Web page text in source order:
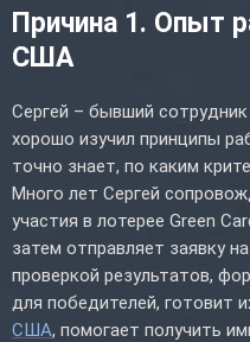
Причина 1. Опыт
США
Сергей – бывший
хорошо изучил принципы
точно знает, по каким
Много лет Сергей
участия в лотерее Green
затем отправляет заявку
проверкой результатов,
для победителей, готовит
США, помогает получить